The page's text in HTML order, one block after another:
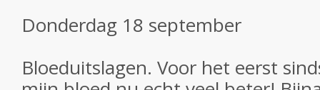
Donderdag 18 september
Bloeduitslagen. Voor het eerst